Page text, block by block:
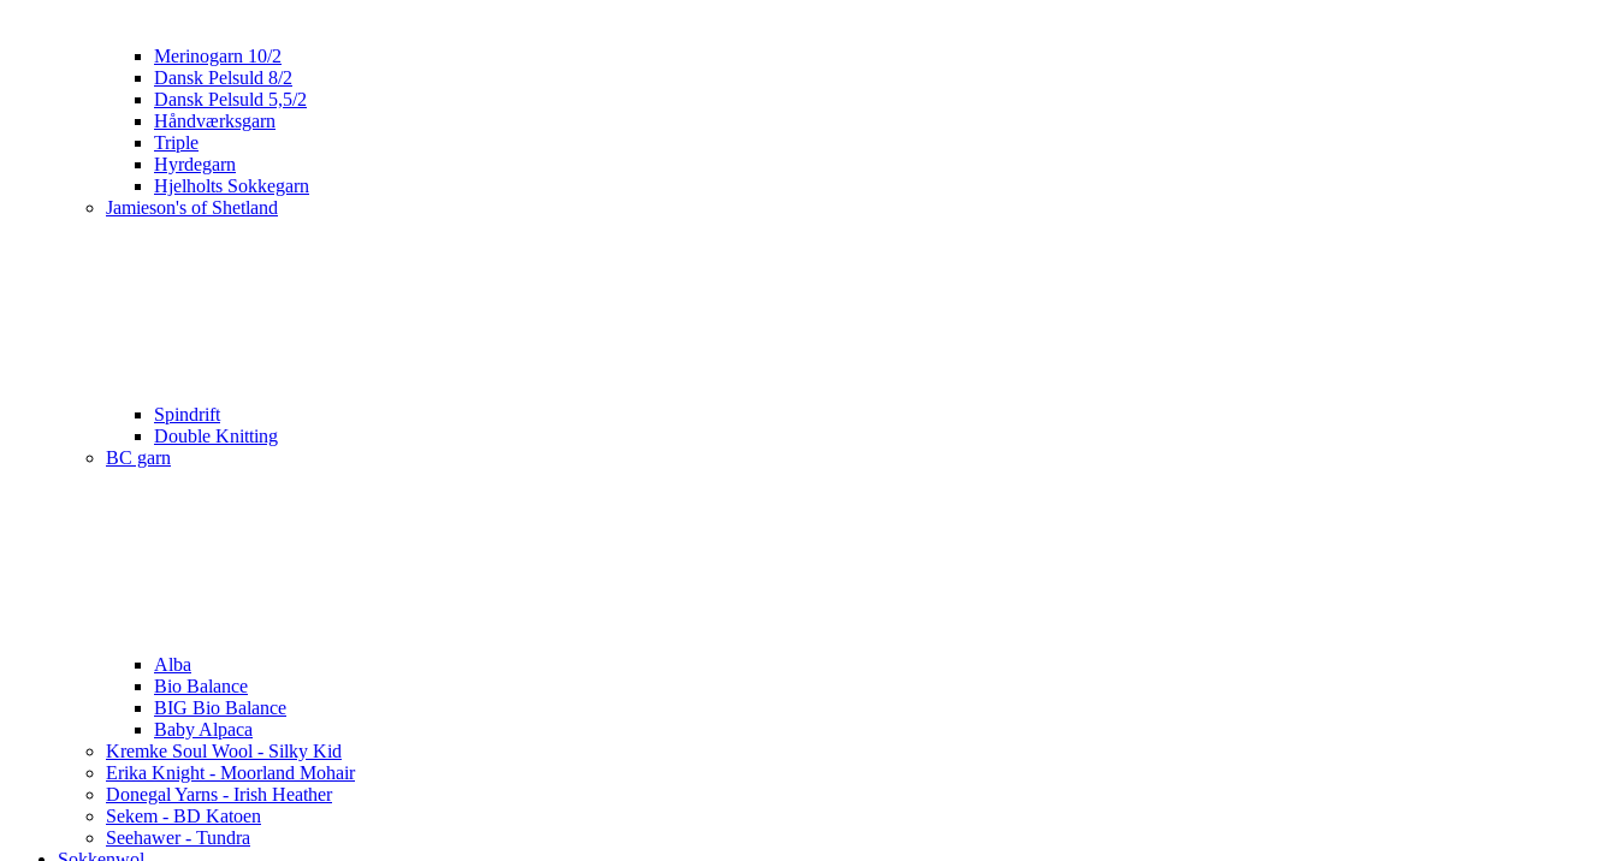
Merinogarn 10/2
Dansk Pelsuld 8/2
Dansk Pelsuld 5,5/2
Håndværksgarn
Triple
Hyrdegarn
Hjelholts Sokkegarn
Jamieson's of Shetland
Spindrift
Double Knitting
BC garn
Alba
Bio Balance
BIG Bio Balance
Baby Alpaca
Kremke Soul Wool - Silky Kid
Erika Knight - Moorland Mohair
Donegal Yarns - Irish Heather
Sekem - BD Katoen
Seehawer - Tundra